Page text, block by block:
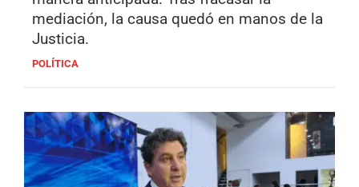
mediación, la causa quedó en manos de la
Justicia.
POLÍTICA